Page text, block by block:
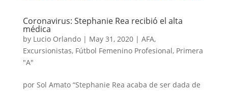
Coronavirus: Stephanie Rea recibió el alta
médica
by Lucio Orlando| May 31, 2020| AFA,
Excursionistas, Fútbol Femenino Profesional, Primera
"A"
por Sol Amato “Stephanie Rea acaba de ser dada de